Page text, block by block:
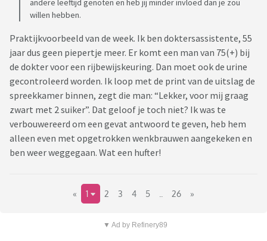
andere leeftijd genoten en heb jij minder invloed dan je zou
willen hebben.
Praktijkvoorbeeld van de week. Ik ben doktersassistente, 55
jaar dus geen piepertje meer. Er komt een man van 75(+) bij
de dokter voor een rijbewijskeuring. Dan moet ook de urine
gecontroleerd worden. Ik loop met de print van de uitslag de
spreekkamer binnen, zegt die man: “Lekker, voor mij graag
zwart met 2 suiker”. Dat geloof je toch niet? Ik was te
verbouwereerd om een gevat antwoord te geven, heb hem
alleen even met opgetrokken wenkbrauwen aangekeken en
ben weer weggegaan. Wat een hufter!
« 1 2 3 4 5 26 »
▼ Ad by Refinery89